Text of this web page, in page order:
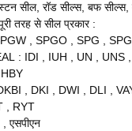
सील, रॉड सील्स, बफ
तरह से सील प्रकार :
SPGO SPG
: IDI IUH UN UNS
HBY
DKI DWI DLI
RYT
एसपीएन